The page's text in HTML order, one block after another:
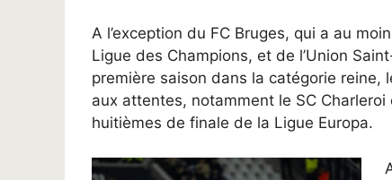
A l’exception du FC Bruges, qui a au
Ligue des Champions, et de l’Union
première saison dans la catégorie reine,
aux attentes, notamment le SC
huitièmes de finale de la Ligue Europa.